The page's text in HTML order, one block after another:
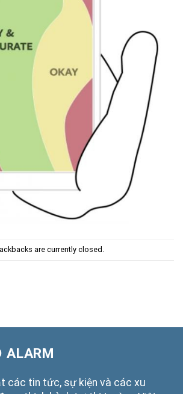
are currently closed.
ALARM
các tin tức, sự kiện và các xu